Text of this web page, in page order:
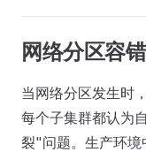
网络分区容错
当网络分区发生时
每个子集群都认为
裂"问题。生产环